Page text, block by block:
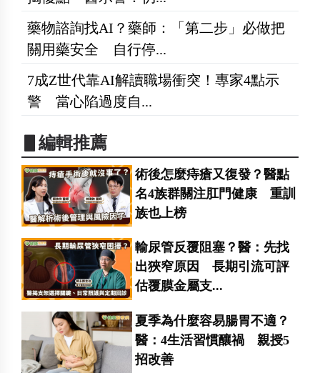
藥物諮詢找AI？藥師：「第二步」必做把
關用藥安全 自行停...
7成Z世代靠AI解讀職場衝突！專家4點示
警 當心陷過度自...
▋編輯推薦
術後怎麼痔瘡又復發？醫點
名4族群關注肛門健康 重訓
族也上榜
輸尿管反覆阻塞？醫：先找
出狹窄原因 長期引流可評
估覆膜金屬支...
夏季為什麼容易腸胃不適？
醫：4生活習慣釀禍 親授5
招改善